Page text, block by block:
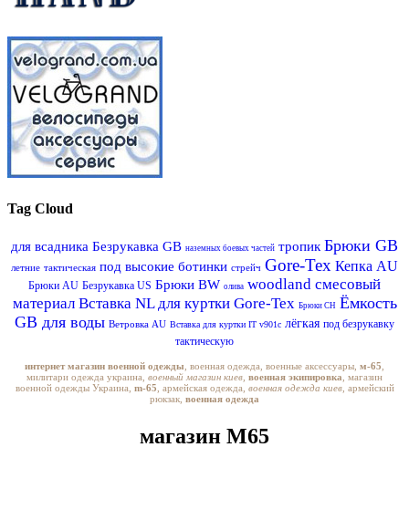
Tag Cloud
для всадника Безрукавка GB наземных боевых частей тропик Брюки GB
летние тактическая под высокие ботинки стрейч Gore-Tex Кепка AU
Брюки AU Безрукавка US Брюки BW олива woodland смесовый
материал Вставка NL для куртки Gore-Tex Брюки CH Ёмкость
GB для воды Ветровка AU Вставка для куртки IT v901c лёгкая под безрукавку
тактическую
интернет магазин военной одежды , военная одежда, военные аксессуары, м-65
милитари одежда украина, военный магазин киев, военная экипировка , магазин
военной одежды Украина, m-65 , армейская одежда, военная одежда киев, армейский
рюкзак, военная одежда
магазин M65